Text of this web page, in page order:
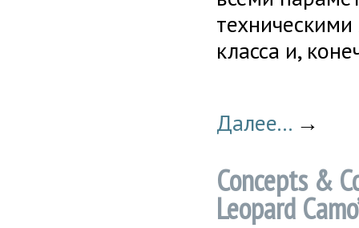
класса и,
Далее... →
Concepts &
Leopard